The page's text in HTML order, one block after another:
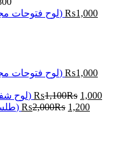
Loh Fatoohaat-e-Mujjarab (لوح فتوحات مجرب) ₨1,000
Loh Fatoohaat-e-Mujjarab (لوح فتوحات مجرب) ₨1,000
Loh Shifa-e-Amraaz (لوح شفاء امراض) ₨ 1,000
₨
1,100
Tilismi Ala-e-Noor (طلسمی آلہ نور) ₨ 1,200
₨
2,000